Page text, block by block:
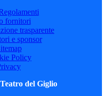
fornitori
trasparente
e sponsor
Policy
del Giglio